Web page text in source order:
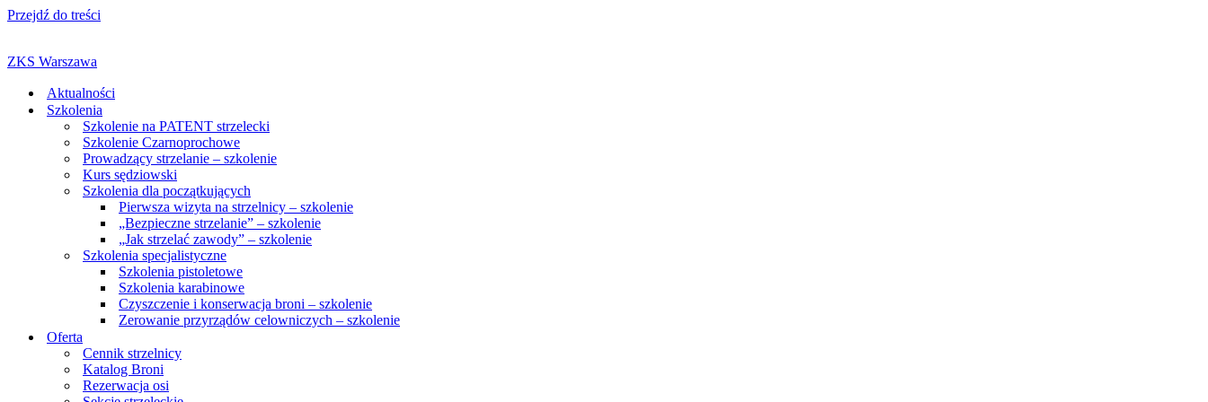
Przejdź do treści
ZKS Warszawa
Aktualności
Szkolenia
Szkolenie na PATENT strzelecki
Szkolenie Czarnoprochowe
Prowadzący strzelanie – szkolenie
Kurs sędziowski
Szkolenia dla początkujących
Pierwsza wizyta na strzelnicy – szkolenie
„Bezpieczne strzelanie” – szkolenie
„Jak strzelać zawody” – szkolenie
Szkolenia specjalistyczne
Szkolenia pistoletowe
Szkolenia karabinowe
Czyszczenie i konserwacja broni – szkolenie
Zerowanie przyrządów celowniczych – szkolenie
Oferta
Cennik strzelnicy
Katalog Broni
Rezerwacja osi